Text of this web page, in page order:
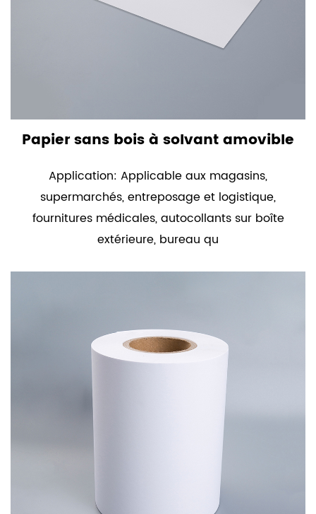
Papier sans bois à solvant amovible
Application: Applicable aux magasins,
supermarchés, entreposage et logistique,
fournitures médicales, autocollants sur boîte
extérieure, bureau qu